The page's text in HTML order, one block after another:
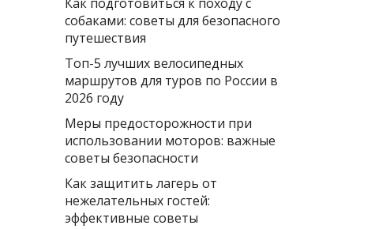
собаками: советы для безопасного
путешествия
Топ-5 лучших велосипедных
маршрутов для туров по России в
2026 году
Меры предосторожности при
использовании моторов: важные
советы безопасности
Как защитить лагерь от
нежелательных гостей:
эффективные советы